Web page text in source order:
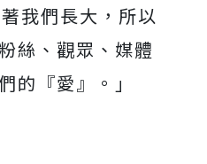
我們長大，所以
絲、觀眾、媒體
的『愛』。」